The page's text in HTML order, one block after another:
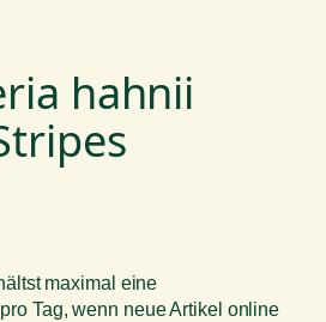
hahnii
maximal eine
Tag, wenn neue Artikel online